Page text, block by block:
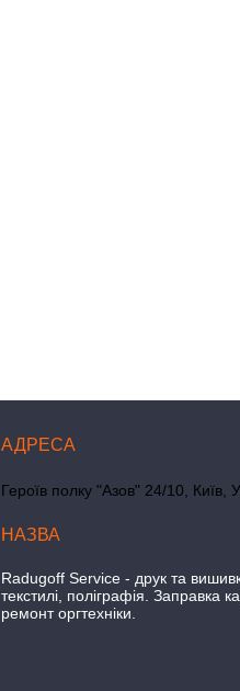
Героїв полку "Азов" 24/10, Київ,
Radugoff Service - друк та
текстилі, поліграфія. Заправка
ремонт оргтехніки.